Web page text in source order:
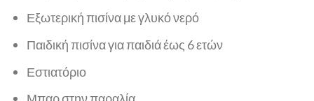
Εξωτερική πισίνα με γλυκό νερό
Παιδική πισίνα για παιδιά έως 6 ετών
Εστιατόριο